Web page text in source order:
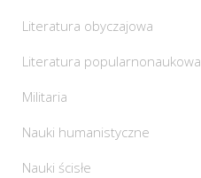
Literatura obyczajowa
Literatura popularnonaukowa
Militaria
Nauki humanistyczne
Nauki ścisłe